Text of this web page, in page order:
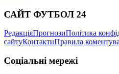
САЙТ ФУТБОЛ 24
РедакціяПрогнозиПолітика
сайтуКонтактиПравила
Соціальні мережі